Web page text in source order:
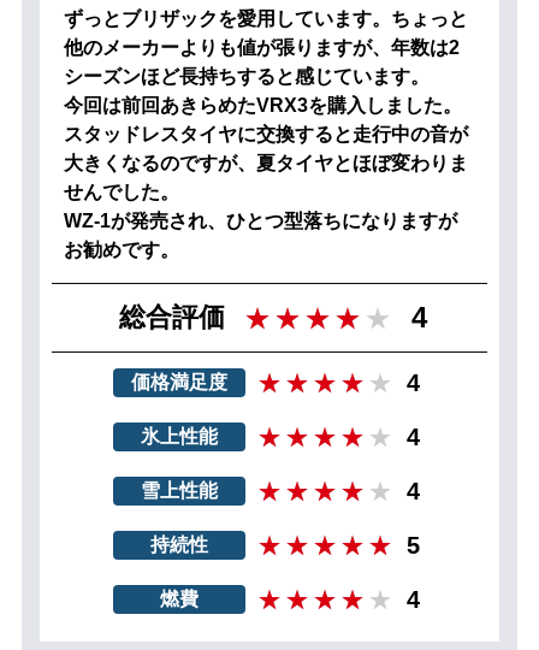
ずっとブリザックを愛用しています。ちょっと
他のメーカーよりも値が張りますが、年数は2
シーズンほど長持ちすると感じています。
今回は前回あきらめたVRX3を購入しました。
スタッドレスタイヤに交換すると走行中の音が
大きくなるのですが、夏タイヤとほぼ変わりま
せんでした。
WZ-1が発売され、ひとつ型落ちになりますが
お勧めです。
総合評価 4
価格満足度 4
氷上性能 4
雪上性能 4
持続性 5
燃費 4